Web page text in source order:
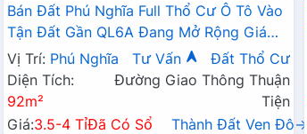
Bán Đất Phú Nghĩa Full Thổ Cư Ô Tô Vào
Tận Đất Gần QL6A Đang Mở Rộng Giá
Chỉ Vài Tỷ
Vị Trí: Phú Nghĩa Tư Vấn
Đất Thổ Cư
Diện Tích:
92m²
Đường Giao Thông Thuận
Tiện
Giá:3.5-4 TỉĐã Có Sổ Thành Đất Ven Đô→